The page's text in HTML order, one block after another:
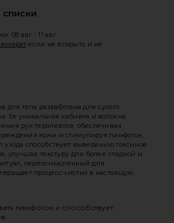
08 авг - 11 авг
если не вскрыто и не
для тела разработана для сухого
Ее уникальная набивка и волокна
рук терапевтов, обеспечивая
кожи и стимулируя лимфоток.
способствует выведению токсинов
улучшая текстуру для более гладкой и
переосмысленный для
процесс чистки в настоящую
лимфоток и способствует